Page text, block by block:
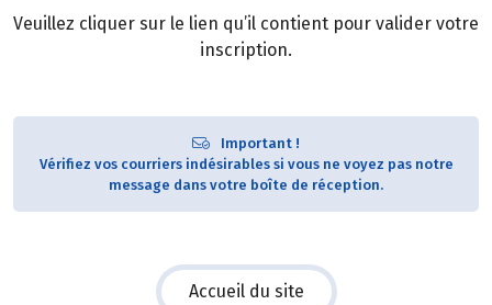
Veuillez cliquer sur le lien qu’il contient pour valider votre
inscription.
Important !
Vérifiez vos courriers indésirables si vous ne voyez pas notre
message dans votre boîte de réception.
Accueil du site